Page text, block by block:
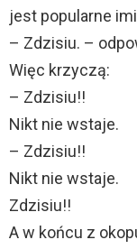
jest popularne
– Zdzisiu. –
Więc krzyczą:
– Zdzisiu!!
Nikt nie wstaje.
– Zdzisiu!!
Nikt nie wstaje.
Zdzisiu!!
A w końcu z